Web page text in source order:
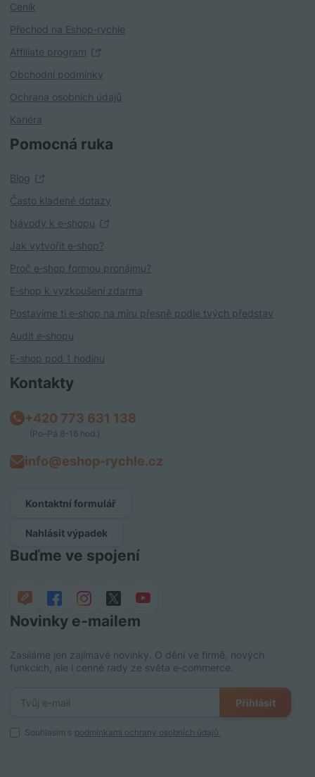
Ceník
Přechod na Eshop‑rychle
Affiliate program
Obchodní podmínky
Ochrana osobních údajů
Kariéra
Pomocná ruka
Blog
Často kladené dotazy
Návody k e‑shopu
Jak vytvořit e‑shop?
Proč e‑shop formou pronájmu?
E‑shop k vyzkoušení zdarma
Postavíme ti e‑shop na míru přesně podle tvých představ
Audit e‑shopu
E-shop pod 1 hodinu
Kontakty
+420 773 631 138
(Po–Pá 8–16 hod.)
info@eshop-rychle.cz
Kontaktní formulář
Nahlásit výpadek
Buďme ve spojení
Novinky e‑mailem
Zasíláme jen zajímavé novinky. O dění ve firmě, nových
funkcích, ale i cenné rady ze světa e‑commerce.
Přihlásit
Souhlasím s podmínkami ochrany osobních údajů.